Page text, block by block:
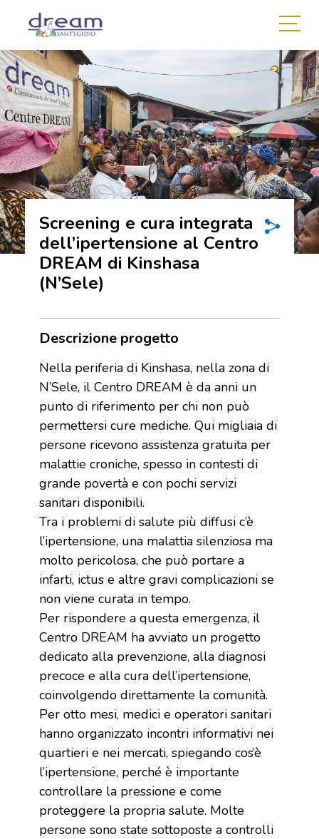
Screening e cura integrata
dell’ipertensione al Centro
DREAM di Kinshasa
(N’Sele)
Descrizione progetto
Nella periferia di Kinshasa, nella zona di
N’Sele, il Centro DREAM è da anni un
punto di riferimento per chi non può
permettersi cure mediche. Qui migliaia di
persone ricevono assistenza gratuita per
malattie croniche, spesso in contesti di
grande povertà e con pochi servizi
sanitari disponibili.
Tra i problemi di salute più diffusi c’è
l’ipertensione, una malattia silenziosa ma
molto pericolosa, che può portare a
infarti, ictus e altre gravi complicazioni se
non viene curata in tempo.
Per rispondere a questa emergenza, il
Centro DREAM ha avviato un progetto
dedicato alla prevenzione, alla diagnosi
precoce e alla cura dell’ipertensione,
coinvolgendo direttamente la comunità.
Per otto mesi, medici e operatori sanitari
hanno organizzato incontri informativi nei
quartieri e nei mercati, spiegando cos’è
l’ipertensione, perché è importante
controllare la pressione e come
proteggere la propria salute. Molte
persone sono state sottoposte a controlli